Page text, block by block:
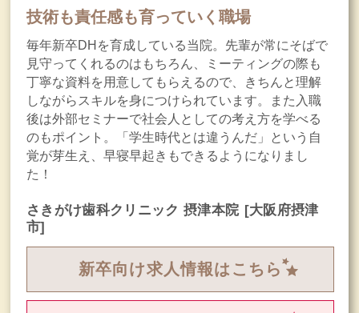
技術も責任感も育っていく職場
毎年新卒DHを育成している当院。先輩が常にそばで
見守ってくれるのはもちろん、ミーティングの際も
丁寧な資料を用意してもらえるので、きちんと理解
しながらスキルを身につけられています。また入職
後は外部セミナーで社会人としての考え方を学べる
のもポイント。「学生時代とは違うんだ」という自
覚が芽生え、早寝早起きもできるようになりまし
た！
さきがけ歯科クリニック 摂津本院 [大阪府摂津
市]
新卒向け求人情報はこちら